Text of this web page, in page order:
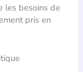
les besoins de
pris en